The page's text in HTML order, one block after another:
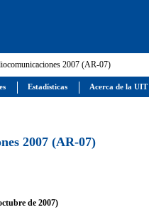
2007 (AR-07)
2007 (AR-07)
de 2007)
Estadísticas Acerca de la UIT